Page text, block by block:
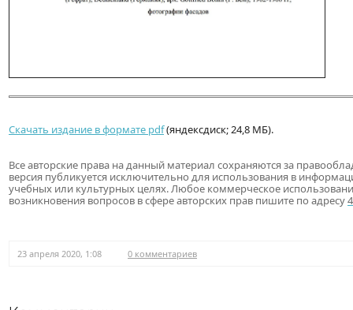
Скачать издание в формате pdf(яндексдиск; 24,8 МБ).
Все авторские права на данный материал сохраняются за
версия публикуется исключительно для использования в
учебных или культурных целях. Любое коммерческое
возникновения вопросов в сфере авторских прав пишите по адресу
23 апреля 2020, 1:08 0 комментариев